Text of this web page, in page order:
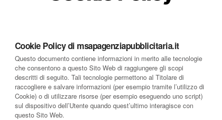
Cookie Policy di msapagenziapubblicitaria.it
Questo documento contiene informazioni in merito alle tecnologie
che consentono a questo Sito Web di raggiungere gli scopi
descritti di seguito. Tali tecnologie permettono al Titolare di
raccogliere e salvare informazioni (per esempio tramite l’utilizzo di
Cookie) o di utilizzare risorse (per esempio eseguendo uno script)
sul dispositivo dell’Utente quando quest’ultimo interagisce con
questo Sito Web.